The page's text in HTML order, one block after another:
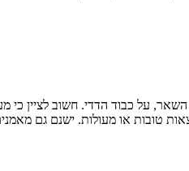
השאר, על כבוד הדדי. חשוב לציין
טובות או מעולות. ישנם גם